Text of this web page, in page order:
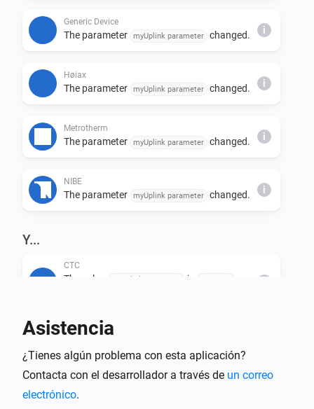
Generic Device
The parameter myUplink parameter changed. i
Høiax
The parameter myUplink parameter changed. i
Metrotherm
The parameter myUplink parameter changed. i
NIBE
The parameter myUplink parameter changed. i
Y...
CTC
The value myUplink parameter is
Generic Device
value
Høiax
Asistencia
¿Tienes algún problema con esta aplicación?
Contacta con el desarrollador a través de un correo
electrónico.